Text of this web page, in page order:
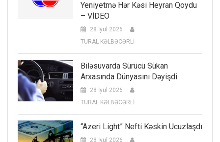
Yeniyetmə Hər Kəsi Heyran Qoydu
– VİDEO
28 İyul 2026
TURAL KƏLBƏCƏRLİ
Biləsuvarda Sürücü Sükan
Arxasında Dünyasını Dəyişdi
28 İyul 2026
TURAL KƏLBƏCƏRLİ
“Azeri Light” Nefti Kəskin Ucuzlaşdı
28 İyul 2026